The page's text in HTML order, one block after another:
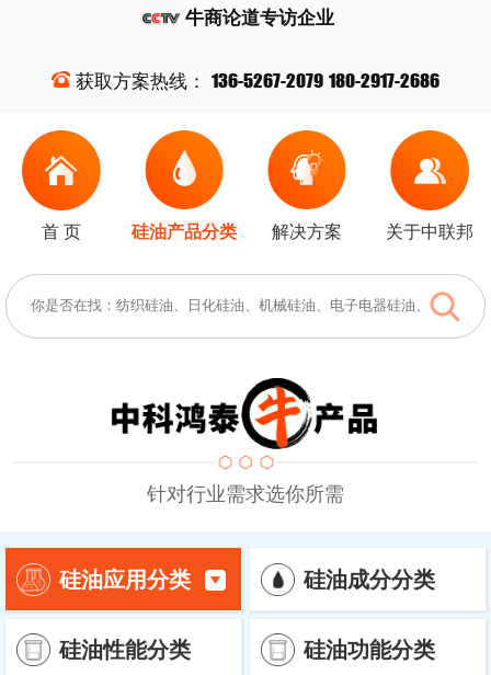
牛商论道专访企业
获取方案热线： 136-5267-2079 180-2917-2686
首 页 硅油产品分类 解决方案 关于中联邦
针对行业需求选你所需
硅油成分分类
硅油性能分类 硅油功能分类